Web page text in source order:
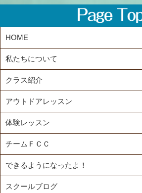
HOME
私たちについて
クラス紹介
アウトドアレッスン
体験レッスン
チームＦＣＣ
できるようになったよ！
スクールブログ